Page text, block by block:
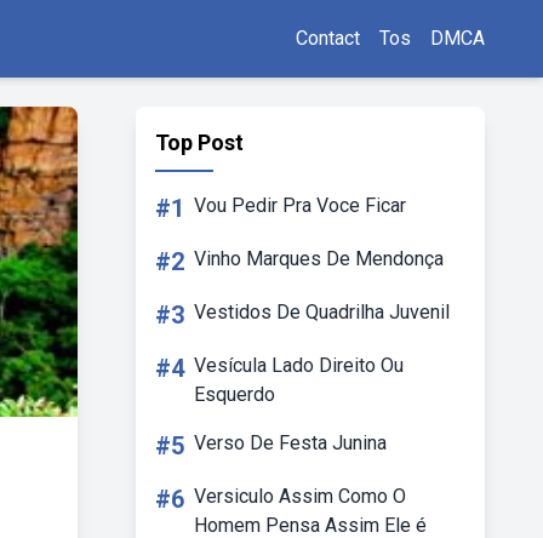
Contact Tos DMCA
Top Post
#1 Vou Pedir Pra Voce Ficar
#2 Vinho Marques De Mendonça
#3 Vestidos De Quadrilha Juvenil
#4 Vesícula Lado Direito Ou
Esquerdo
#5 Verso De Festa Junina
#6 Versiculo Assim Como O
Homem Pensa Assim Ele é